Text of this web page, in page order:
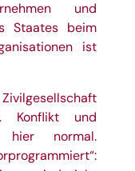
und
Staates beim
ist
Konflikt und
hier normal.